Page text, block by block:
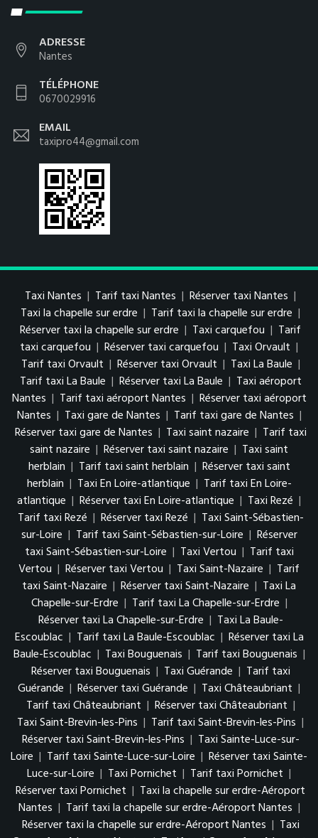
ADRESSE
Nantes
TÉLÉPHONE
0670029916
EMAIL
taxipro44@gmail.com
Taxi Nantes | Tarif taxi Nantes | Réserver taxi Nantes |
Taxi la chapelle sur erdre | Tarif taxi la chapelle sur erdre |
Réserver taxi la chapelle sur erdre | Taxi carquefou | Tarif
taxi carquefou | Réserver taxi carquefou | Taxi Orvault |
Tarif taxi Orvault | Réserver taxi Orvault | Taxi La Baule |
Tarif taxi La Baule | Réserver taxi La Baule | Taxi aéroport
Nantes | Tarif taxi aéroport Nantes | Réserver taxi aéroport
Nantes | Taxi gare de Nantes | Tarif taxi gare de Nantes |
Réserver taxi gare de Nantes | Taxi saint nazaire | Tarif taxi
saint nazaire | Réserver taxi saint nazaire | Taxi saint
herblain | Tarif taxi saint herblain | Réserver taxi saint
herblain | Taxi En Loire-atlantique | Tarif taxi En Loire-
atlantique | Réserver taxi En Loire-atlantique | Taxi Rezé |
Tarif taxi Rezé | Réserver taxi Rezé | Taxi Saint-Sébastien-
sur-Loire | Tarif taxi Saint-Sébastien-sur-Loire | Réserver
taxi Saint-Sébastien-sur-Loire | Taxi Vertou | Tarif taxi
Vertou | Réserver taxi Vertou | Taxi Saint-Nazaire | Tarif
taxi Saint-Nazaire | Réserver taxi Saint-Nazaire | Taxi La
Chapelle-sur-Erdre | Tarif taxi La Chapelle-sur-Erdre |
Réserver taxi La Chapelle-sur-Erdre | Taxi La Baule-
Escoublac | Tarif taxi La Baule-Escoublac | Réserver taxi La
Baule-Escoublac | Taxi Bouguenais | Tarif taxi Bouguenais |
Réserver taxi Bouguenais | Taxi Guérande | Tarif taxi
Guérande | Réserver taxi Guérande | Taxi Châteaubriant |
Tarif taxi Châteaubriant | Réserver taxi Châteaubriant |
Taxi Saint-Brevin-les-Pins | Tarif taxi Saint-Brevin-les-Pins |
Réserver taxi Saint-Brevin-les-Pins | Taxi Sainte-Luce-sur-
Loire | Tarif taxi Sainte-Luce-sur-Loire | Réserver taxi Sainte-
Luce-sur-Loire | Taxi Pornichet | Tarif taxi Pornichet |
Réserver taxi Pornichet | Taxi la chapelle sur erdre-Aéroport
Nantes | Tarif taxi la chapelle sur erdre-Aéroport Nantes |
Réserver taxi la chapelle sur erdre-Aéroport Nantes | Taxi